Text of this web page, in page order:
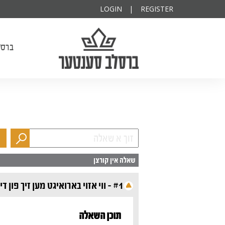
LOGIN | REGISTER
שאלה אין קורצן
#1 - ווי אזוי בארואיגט מען זיך פון די נייעס?
תוכן השאלה‎